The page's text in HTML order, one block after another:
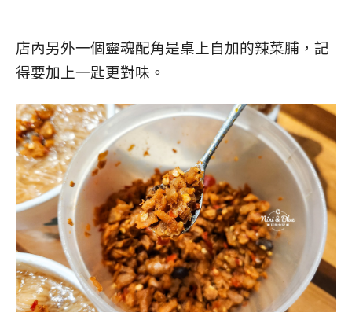
店內另外一個靈魂配角是桌上自加的辣菜脯，記
得要加上一匙更對味。